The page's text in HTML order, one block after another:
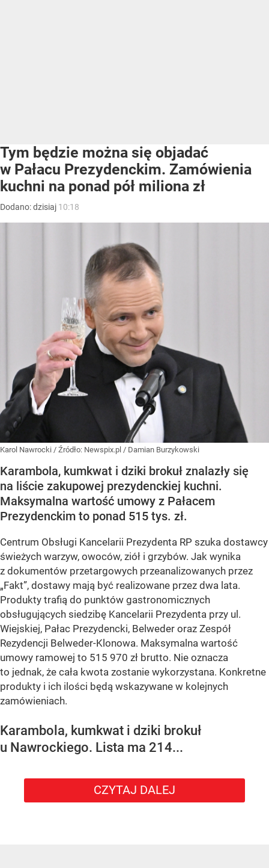
Tym będzie można się objadać
w Pałacu Prezydenckim. Zamówienia
kuchni na ponad pół miliona zł
Dodano:dzisiaj 10:18
Karol Nawrocki / Źródło: Newspix.pl / Damian Burzykowski
Karambola, kumkwat i dziki brokuł znalazły się
na liście zakupowej prezydenckiej kuchni.
Maksymalna wartość umowy z Pałacem
Prezydenckim to ponad 515 tys. zł.
Centrum Obsługi Kancelarii Prezydenta RP szuka dostawcy
świeżych warzyw, owoców, ziół i grzybów. Jak wynika
z dokumentów przetargowych przeanalizowanych przez
„Fakt”, dostawy mają być realizowane przez dwa lata.
Produkty trafią do punktów gastronomicznych
obsługujących siedzibę Kancelarii Prezydenta przy ul.
Wiejskiej, Pałac Prezydencki, Belweder oraz Zespół
Rezydencji Belweder-Klonowa. Maksymalna wartość
umowy ramowej to 515 970 zł brutto. Nie oznacza
to jednak, że cała kwota zostanie wykorzystana. Konkretne
produkty i ich ilości będą wskazywane w kolejnych
zamówieniach.
Karambola, kumkwat i dziki brokuł
u Nawrockiego. Lista ma 214...
CZYTAJ DALEJ